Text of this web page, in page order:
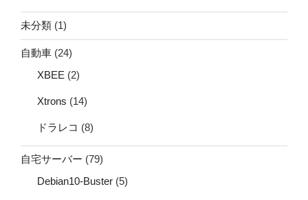
未分類 (1)
自動車 (24)
XBEE (2)
Xtrons (14)
ドラレコ (8)
自宅サーバー (79)
Debian10-Buster (5)